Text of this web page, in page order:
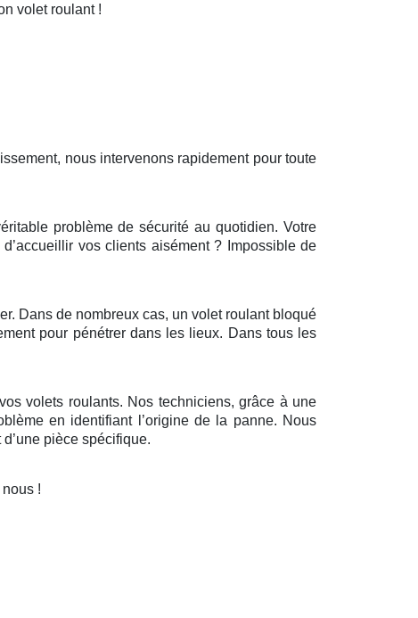
volet roulant !
nous intervenons rapidement pour toute
problème de sécurité au quotidien. Votre
vos clients aisément ? Impossible de
Dans de nombreux cas, un volet roulant bloqué
pour pénétrer dans les lieux. Dans tous les
volets roulants. Nos techniciens, grâce à une
en identifiant l’origine de la panne. Nous
pièce spécifique.
!